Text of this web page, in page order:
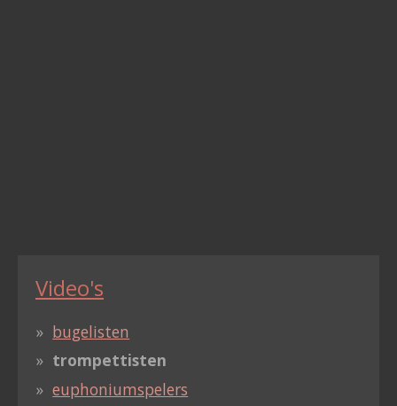
Video's
bugelisten
trompettisten
euphoniumspelers